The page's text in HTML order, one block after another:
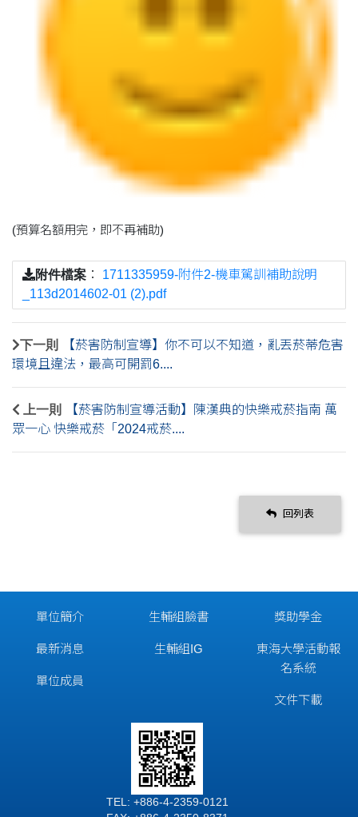
(預算名額用完，即不再補助)
附件檔案 ： 1711335959-附件2-機車駕訓補助說明
_113d2014602-01 (2).pdf
下一則
【菸害防制宣導】你不可以不知道，亂丟菸蒂危害
環境且違法，最高可開罰6....
上一則
【菸害防制宣導活動】陳漢典的快樂戒菸指南 萬
眾一心 快樂戒菸「2024戒菸....
回列表
單位簡介
最新消息
單位成員
生輔組臉書
生輔組IG
獎助學金
東海大學活動報
名系統
文件下載
TEL: +886-4-2359-0121